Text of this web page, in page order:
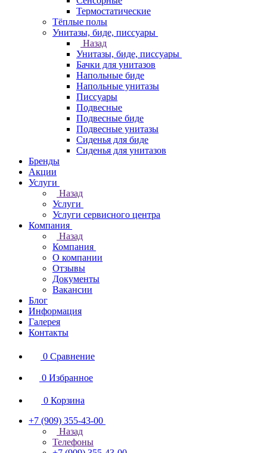
Термостатические
Тёплые полы
Унитазы, биде, писсуары
Назад
Унитазы, биде, писсуары
Бачки для унитазов
Напольные биде
Напольные унитазы
Писсуары
Подвесные
Подвесные биде
Подвесные унитазы
Сиденья для биде
Сиденья для унитазов
Бренды
Акции
Услуги
Назад
Услуги
Услуги сервисного центра
Компания
Назад
Компания
О компании
Отзывы
Документы
Вакансии
Блог
Информация
Галерея
Контакты
0 Сравнение
0 Избранное
0 Корзина
+7 (909) 355-43-00
Назад
Телефоны